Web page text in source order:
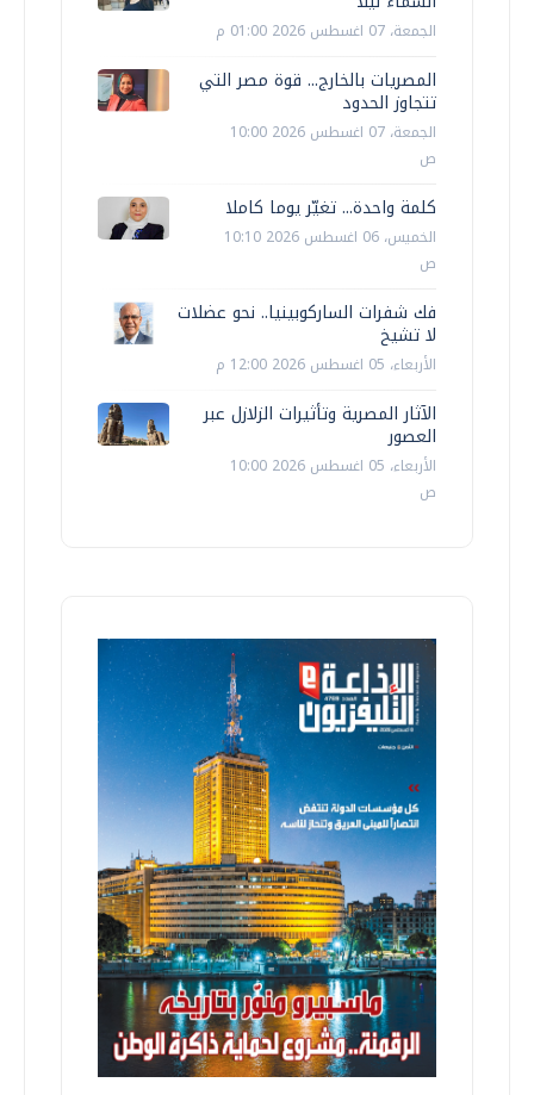
الجمعة، 07 اغسطس 2026 01:00 م
المصريات بالخارج... قوة مصر التي
تتجاوز الحدود
الجمعة، 07 اغسطس 2026 10:00
ص
كلمة واحدة... تغيّر يوما كاملا
الخميس، 06 اغسطس 2026 10:10
ص
فك شفرات الساركوبينيا.. نحو عضلات
لا تشيخ
الأربعاء، 05 اغسطس 2026 12:00 م
الآثار المصرية وتأثيرات الزلازل عبر
العصور
الأربعاء، 05 اغسطس 2026 10:00
ص